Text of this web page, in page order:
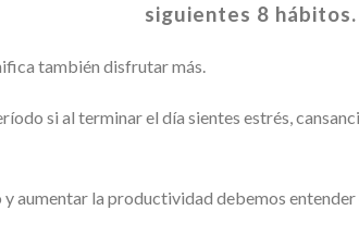
siguientes 8 hábitos.
también disfrutar más.
si al terminar el día sientes estrés,
aumentar la productividad debemos